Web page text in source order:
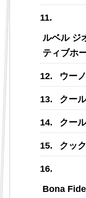
ルベル ジ
ティブホ
ウー
クー
クー
クッ
Bona